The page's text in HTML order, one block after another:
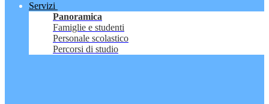
Servizi
Panoramica
Famiglie e studenti
Personale scolastico
Percorsi di studio